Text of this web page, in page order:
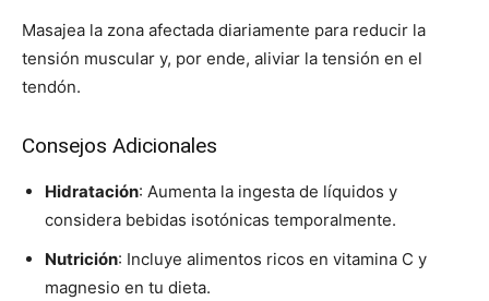
Masajea la zona afectada diariamente para reducir la
tensión muscular y, por ende, aliviar la tensión en el
tendón.
Consejos Adicionales
Hidratación: Aumenta la ingesta de líquidos y
considera bebidas isotónicas temporalmente.
Nutrición: Incluye alimentos ricos en vitamina C y
magnesio en tu dieta.